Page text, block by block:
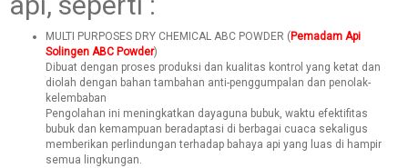
MULTI PURPOSES DRY CHEMICAL ABC POWDER ( Pemadam Api
Solingen ABC Powder)
Dibuat dengan proses produksi dan kualitas kontrol yang ketat dan
diolah dengan bahan tambahan anti-penggumpalan dan penolak-
kelembaban
Pengolahan ini meningkatkan dayaguna bubuk, waktu efektifitas
bubuk dan kemampuan beradaptasi di berbagai cuaca sekaligus
memberikan perlindungan terhadap bahaya api yang luas di hampir
semua lingkungan.